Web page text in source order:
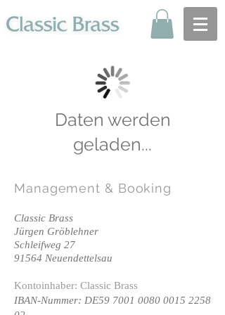
Daten werden
geladen...
Management & Booking
Classic Brass
Jürgen Gröblehner
Schleifweg 27
91564 Neuendettelsau
Kontoinhaber: Classic Brass
IBAN-Nummer: DE59 7001 0080 0015 2258